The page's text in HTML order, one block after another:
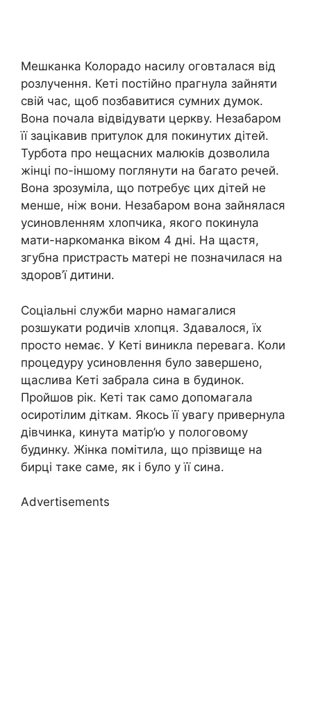
Мешканка Колорадо насилу оговталася від
розлучення. Кеті постійно прагнула зайняти
свій час, щоб позбавитися сумних думок.
Вона почала відвідувати церкву. Незабаром
її зацікавив притулок для покинутих дітей.
Турбота про нещасних малюків дозволила
жінці по-іншому поглянути на багато речей.
Вона зрозуміла, що потребує цих дітей не
менше, ніж вони. Незабаром вона зайнялася
усиновленням хлопчика, якого покинула
мати-наркоманка віком 4 дні. На щастя,
згубна пристрасть матері не позначилася на
здоров’ї дитини.
Соціальні служби марно намагалися
розшукати родичів хлопця. Здавалося, їх
просто немає. У Кеті виникла перевага. Коли
процедуру усиновлення було завершено,
щаслива Кеті забрала сина в будинок.
Пройшов рік. Кеті так само допомагала
осиротілим діткам. Якось її увагу привернула
дівчинка, кинута матір’ю у пологовому
будинку. Жінка помітила, що прізвище на
бирці таке саме, як і було у її сина.
Advertisements